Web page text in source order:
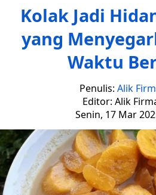
Kolak Jadi
yang
Waktu
Penulis: Alik
Editor: Alik
Senin, 17 Mar